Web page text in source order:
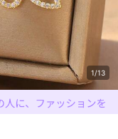
1/13